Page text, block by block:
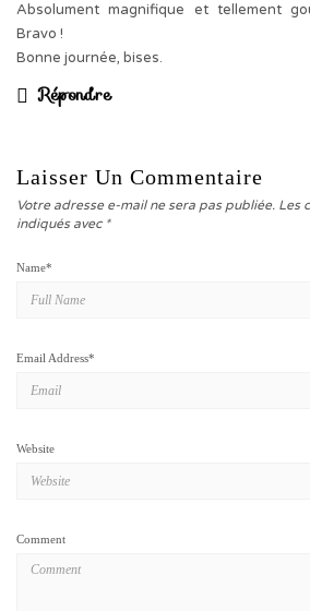
Absolument magnifique et tellement
Bravo !
Bonne journée, bises.
Répondre
Laisser Un Commentaire
Votre adresse e-mail ne sera pas publiée. Les
indiqués avec *
Name*
Email Address*
Website
Comment